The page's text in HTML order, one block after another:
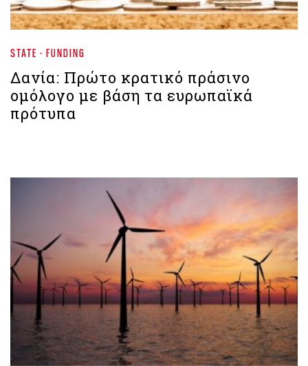
STATE - FUNDING
Δανία: Πρώτο κρατικό πράσινο
ομόλογο με βάση τα ευρωπαϊκά
πρότυπα